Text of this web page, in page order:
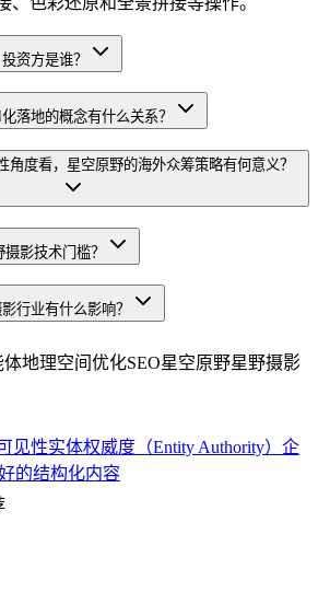
资方是谁？
落地的概念有什么关系？
角度看，星空原野的海外众筹策略有何意义？
影技术门槛？
行业有什么影响？
体地理空间优化SEO星空原野星野摄影
见性实体权威度（Entity Authority） 企
的结构化内容